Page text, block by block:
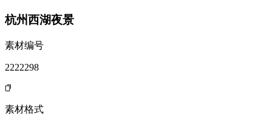
杭州西湖夜景
素材编号
2222298
素材格式